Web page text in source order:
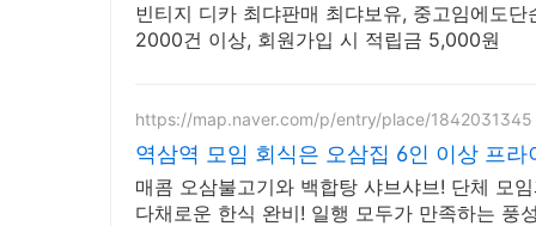
빈티지 디카 최댜판매 최댜보유, 중고임에도
2000건 이상, 회원가입 시 적립금 5,000원
https://map.naver.com/p/entry/place/1842031345
역삼역 모임 회식은 오삼집 6인 이상 프라
매콤 오삼불고기와 백합탕 샤브샤브! 단체 모
다채로운 한식 완비! 일행 모두가 만족하는 풍